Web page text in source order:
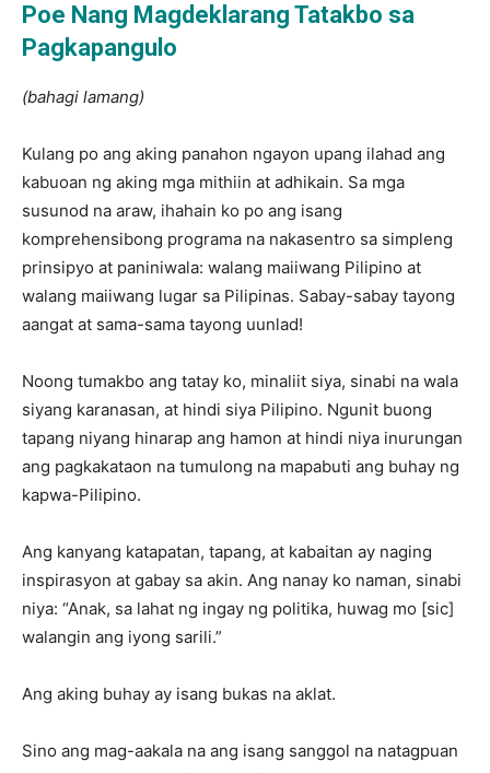
Poe Nang Magdeklarang Tatakbo sa
Pagkapangulo
(bahagi lamang)
Kulang po ang aking panahon ngayon upang ilahad ang
kabuoan ng aking mga mithiin at adhikain. Sa mga
susunod na araw, ihahain ko po ang isang
komprehensibong programa na nakasentro sa simpleng
prinsipyo at paniniwala: walang maiiwang Pilipino at
walang maiiwang lugar sa Pilipinas. Sabay-sabay tayong
aangat at sama-sama tayong uunlad!
Noong tumakbo ang tatay ko, minaliit siya, sinabi na wala
siyang karanasan, at hindi siya Pilipino. Ngunit buong
tapang niyang hinarap ang hamon at hindi niya inurungan
ang pagkakataon na tumulong na mapabuti ang buhay ng
kapwa-Pilipino.
Ang kanyang katapatan, tapang, at kabaitan ay naging
inspirasyon at gabay sa akin. Ang nanay ko naman, sinabi
niya: “Anak, sa lahat ng ingay ng politika, huwag mo [sic]
walangin ang iyong sarili.”
Ang aking buhay ay isang bukas na aklat.
Sino ang mag-aakala na ang isang sanggol na natagpuan